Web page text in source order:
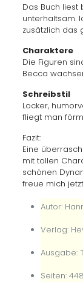
Das Buch liest
unterhaltsam.
zusätzlich das
Charaktere
Die Figuren
Becca
Schreibstil
Locker,
fliegt man
Fazit:
Eine
mit tollen
schönen
freue mich
Autor:
Verlag:
Ausgabe:
Seiten: 448